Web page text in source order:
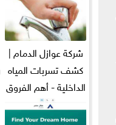
شركة عوازل الدمام |
كشف تسربات المياه
الداخلية - أهم الفروق
بين...